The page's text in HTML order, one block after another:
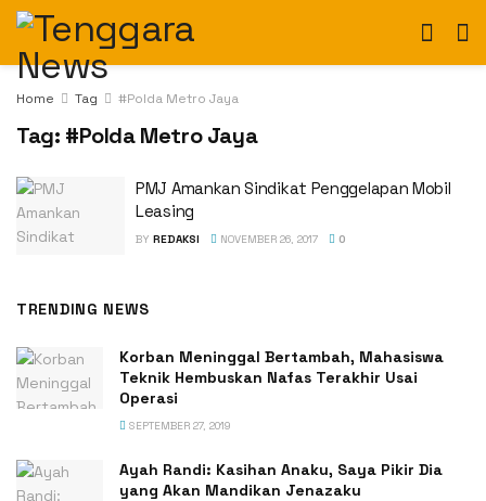
Home Tag #Polda Metro Jaya
Tag: #Polda Metro Jaya
PMJ Amankan Sindikat Penggelapan Mobil
Leasing
BY REDAKSI NOVEMBER 26, 2017 0
TRENDING NEWS
Korban Meninggal Bertambah, Mahasiswa
Teknik Hembuskan Nafas Terakhir Usai
Operasi
SEPTEMBER 27, 2019
Ayah Randi: Kasihan Anaku, Saya Pikir Dia
yang Akan Mandikan Jenazaku